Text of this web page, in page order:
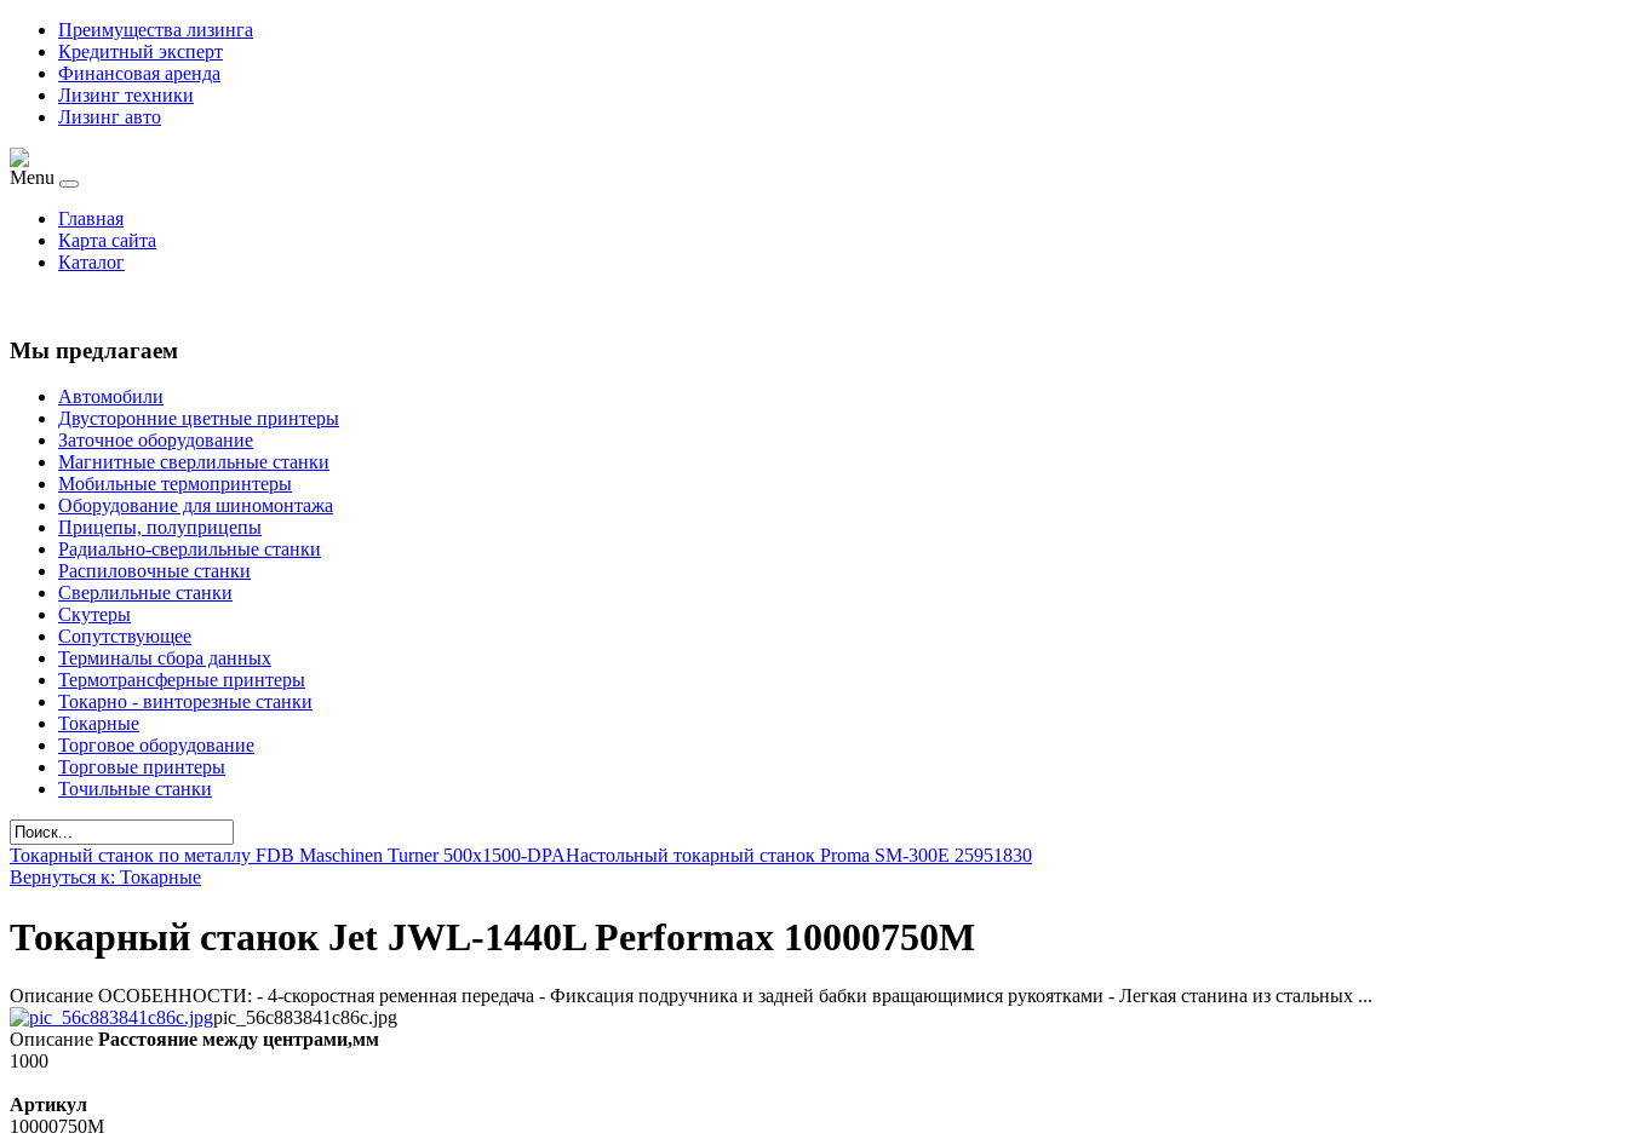
Преимущества лизинга
Кредитный эксперт
Финансовая аренда
Лизинг техники
Лизинг авто
Menu
Главная
Карта сайта
Каталог
Мы предлагаем
Автомобили
Двусторонние цветные принтеры
Заточное оборудование
Магнитные сверлильные станки
Мобильные термопринтеры
Оборудование для шиномонтажа
Прицепы, полуприцепы
Радиально-сверлильные станки
Распиловочные станки
Сверлильные станки
Скутеры
Сопутствующее
Терминалы сбора данных
Термотрансферные принтеры
Токарно - винторезные станки
Токарные
Торговое оборудование
Торговые принтеры
Точильные станки
Токарный станок по металлу FDB Maschinen Turner 500x1500-DPAНастольный токарный станок Proma SM-300E 25951830
Вернуться к: Токарные
Токарный станок Jet JWL-1440L Performax 10000750M
Описание ОСОБЕННОСТИ: - 4-скоростная ременная передача - Фиксация подручника и задней бабки вращающимися рукоятками - Легкая станина из стальных ...
pic_56c883841c86c.jpg
Описание Расстояние между центрами,мм
1000
Артикул
10000750M